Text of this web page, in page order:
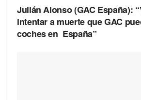
Julián Alonso (GAC España):
intentar a muerte que GAC
coches en España”